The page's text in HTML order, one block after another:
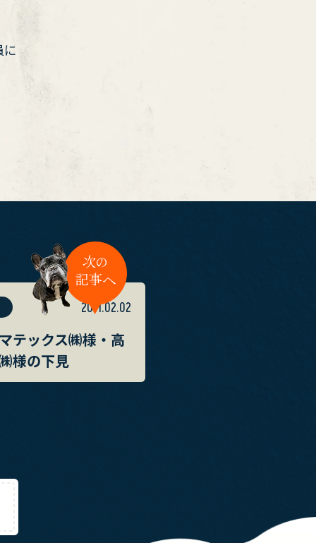
2011.02.02
テックス㈱様・高
様の下見